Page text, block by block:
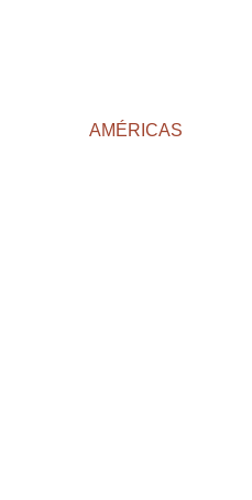
AMÉRICAS